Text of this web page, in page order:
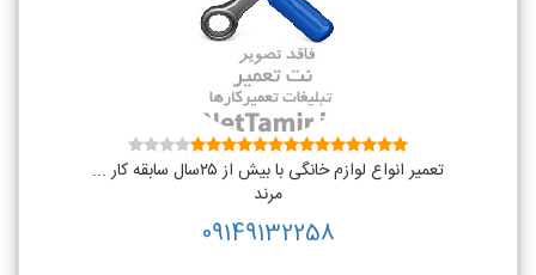
تعمیر انواع لوازم خانگی با بیش از ۲۵سال سابقه کار ...
مرند
09149132258